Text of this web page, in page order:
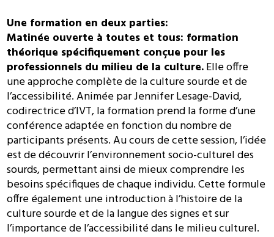
Une formation en deux parties:
Matinée ouverte à toutes et tous: formation
théorique spécifiquement conçue pour les
professionnels du milieu de la culture.Elle offre
une approche complète de la culture sourde et de
l’accessibilité. Animée par Jennifer Lesage-David,
codirectrice d’IVT, la formation prend la forme d’une
conférence adaptée en fonction du nombre de
participants présents. Au cours de cette session, l’idée
est de découvrir l’environnement socio-culturel des
sourds, permettant ainsi de mieux comprendre les
besoins spécifiques de chaque individu. Cette formule
offre également une introduction à l’histoire de la
culture sourde et de la langue des signes et sur
l’importance de l’accessibilité dans le milieu culturel.